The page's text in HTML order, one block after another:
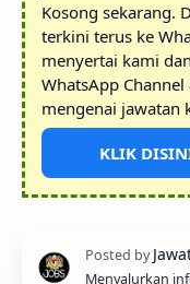
Kosong sekarang.
terkini terus ke
menyertai kami
WhatsApp
mengenai jawatan
KLIK
Menyalurkan